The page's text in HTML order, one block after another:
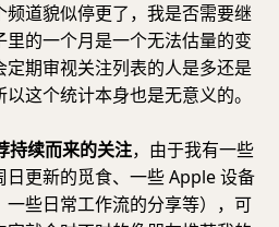
频道貌似停更了，我是否需要继
的一个月是一个无法估量的变
定期审视关注列表的人是多还是
这个统计本身也是无意义的。
持续而来的关注，由于我有一些
日更新的觅食、一些 Apple 设备
一些日常工作流的分享等），可